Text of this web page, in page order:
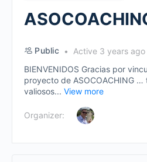
Public
Active 3 years ago
BIENVENIDOS Gracias por
proyecto de ASOCOACHING
valiosos... View more
Organizer: